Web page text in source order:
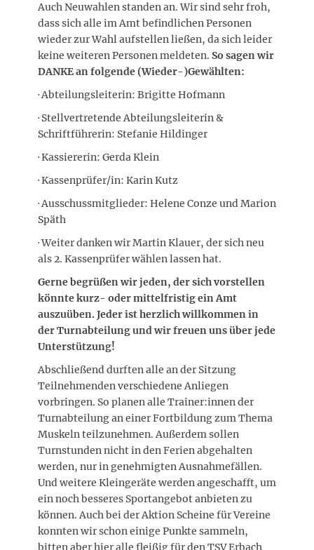
Auch Neuwahlen standen an. Wir sind sehr froh,
dass sich alle im Amt befindlichen Personen
wieder zur Wahl aufstellen ließen, da sich leider
keine weiteren Personen meldeten. So sagen wir
DANKE an folgende (Wieder-)Gewählten:
· Abteilungsleiterin: Brigitte Hofmann
· Stellvertretende Abteilungsleiterin &
Schriftführerin: Stefanie Hildinger
· Kassiererin: Gerda Klein
· Kassenprüfer/in: Karin Kutz
· Ausschussmitglieder: Helene Conze und Marion
Späth
· Weiter danken wir Martin Klauer, der sich neu
als 2. Kassenprüfer wählen lassen hat.
Gerne begrüßen wir jeden, der sich vorstellen
könnte kurz- oder mittelfristig ein Amt
auszuüben. Jeder ist herzlich willkommen in
der Turnabteilung und wir freuen uns über jede
Unterstützung!
Abschließend durften alle an der Sitzung
Teilnehmenden verschiedene Anliegen
vorbringen. So planen alle Trainer:innen der
Turnabteilung an einer Fortbildung zum Thema
Muskeln teilzunehmen. Außerdem sollen
Turnstunden nicht in den Ferien abgehalten
werden, nur in genehmigten Ausnahmefällen.
Und weitere Kleingeräte werden angeschafft, um
ein noch besseres Sportangebot anbieten zu
können. Auch bei der Aktion Scheine für Vereine
konnten wir schon einige Punkte sammeln,
bitten aber hier alle fleißig für den TSV Erbach